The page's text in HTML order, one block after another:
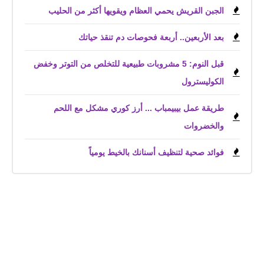
الجبن القريش يحمي العظام ويقويها أكثر من الحليب
بعد الأربعين.. أربعة فحوصات دم تنقذ حياتك
قبل النوم: 5 مشروبات طبيعية للتخلص من التوتر وخفض
الكوليسترول
طريقة عمل بيبيمباب ... أرز كوري مشكل مع اللحم
والخضروات
فوائد صحية لتنظيف أسنانك بالخيط يومياً